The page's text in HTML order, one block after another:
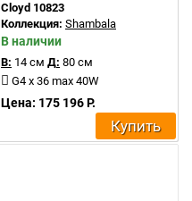
Cloyd 10823
Коллекция: Shambala
В наличии
В: 14 см Д: 80 см
G4 x 36 max 40W
Цена: 175 196 Р.
Купить